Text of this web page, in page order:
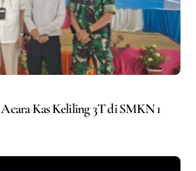
Kas Keliling 3T di SMKN 1